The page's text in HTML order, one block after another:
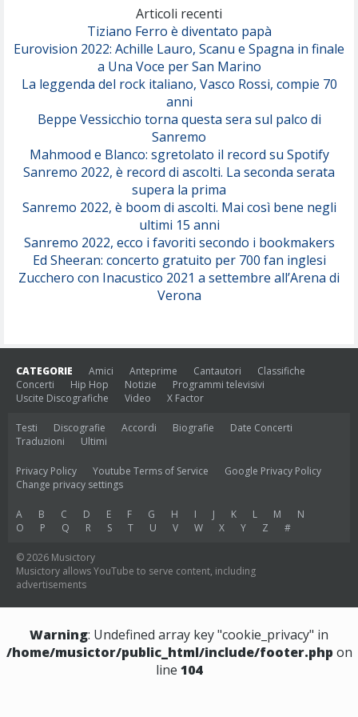
Serenamente
Articoli recenti
Tiziano Ferro è diventato papà
Eurovision 2022: Achille Lauro, Scanu e Spagna in finale
a Una Voce per San Marino
La leggenda del rock italiano, Vasco Rossi, compie 70
anni
Beppe Vessicchio torna questa sera sul palco di
Sanremo
Mahmood e Blanco: sgretolato il record su Spotify
Sanremo 2022, è record di ascolti. La seconda serata
supera la prima
Sanremo 2022, è boom di ascolti. Mai così bene negli
ultimi 15 anni
Sanremo 2022, ecco i favoriti secondo i bookmakers
Ed Sheeran: concerto gratuito per 700 fan inglesi
Zucchero con Inacustico 2021 a settembre all’Arena di
Verona
CATEGORIE Amici Anteprime Cantautori
Classifiche
Concerti
Hip Hop Notizie
Programmi televisivi
Uscite Discografiche
Video X Factor
Testi Discografie Accordi Biografie
Date Concerti
Traduzioni
Ultimi
Privacy Policy Youtube Terms of Service
Google Privacy Policy
Change privacy settings
A B C D E F G H I J K L M
N
O
P Q R S T U V W X Y Z #
© 2026 Musictory
Musictory allows YouTube to serve content, including
advertisements
Warning: Undefined array key "cookie_privacy" in
/home/musictor/public_html/include/footer.php on
line 104